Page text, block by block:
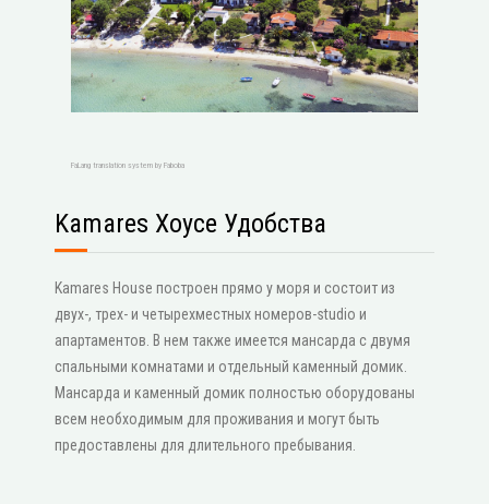
FaLang translation system by Faboba
Kamares Хоусе Удобства
Kamares House построен прямо у моря и состоит из
двух-, трех- и четырехместных номеров-studio и
апартаментов. В нем также имеется мансарда с двумя
спальными комнатами и отдельный каменный домик.
Мансарда и каменный домик полностью оборудованы
всем необходимым для проживания и могут быть
предоставлены для длительного пребывания.